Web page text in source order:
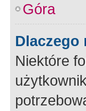
Góra
Dlaczego
Niektóre